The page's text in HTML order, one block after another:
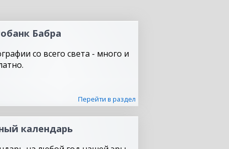
Бабра
со всего света - много и
Перейти в раздел
календарь